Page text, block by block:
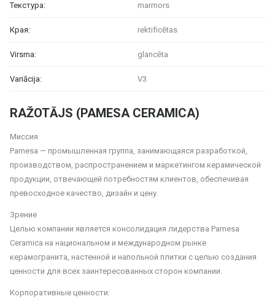
RAŽOTĀJS (PAMESA CERAMICA)
Миссия
Pamesa — промышленная группа, занимающаяся разработкой,
производством, распространением и маркетингом керамической
продукции, отвечающей потребностям клиентов, обеспечивая
превосходное качество, дизайн и цену.
Зрение
Целью компании является консолидация лидерства Pamesa
Ceramica на национальном и международном рынке
керамогранита, настенной и напольной плитки с целью создания
ценности для всех заинтересованных сторон компании.
Корпоративные ценности:
Текстура: marmors
Края: rektificētas
Virsma: glancēta
Variācija: V3